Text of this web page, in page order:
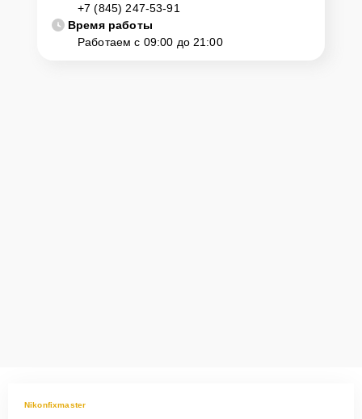
+7 (845) 247-53-91
Время работы
Работаем с 09:00 до 21:00
Nikonfixmaster